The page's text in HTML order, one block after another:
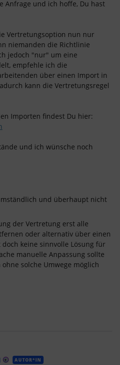
Anfrage und ich hoffe, Du hast
Vertretungsoption nun nur
niemanden die Richtlinie
jedoch "nur" um eine
empfehle ich die
über einen Import in
kann die Vertretungsregel
Importen findest Du hier:
und ich wünsche noch
und überhaupt nicht
der Vertretung erst alle
oder alternativ über einen
keine sinnvolle Lösung für
manuelle Anpassung sollte
solche Umwege möglich
AUTOR*IN